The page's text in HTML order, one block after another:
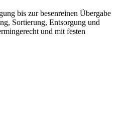
bis zur besenreinen Übergabe
Sortierung, Entsorgung und
und mit festen